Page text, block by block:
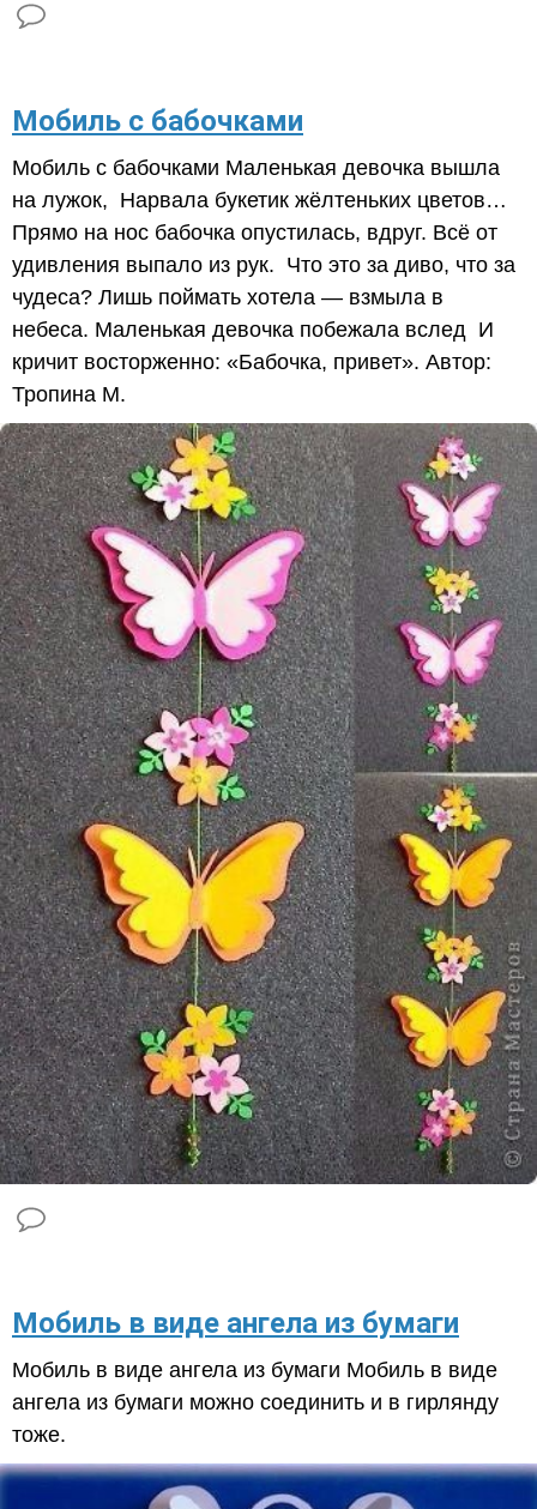
​Мобиль с бабочками
Мобиль с бабочками Маленькая девочка вышла
на лужок, Нарвала букетик жёлтеньких цветов…
Прямо на нос бабочка опустилась, вдруг. Всё от
удивления выпало из рук. Что это за диво, что за
чудеса? Лишь поймать хотела — взмыла в
небеса. Маленькая девочка побежала вслед И
кричит восторженно: «Бабочка, привет». Автор:
Тропина М.
​Мобиль в виде ангела из бумаги
Мобиль в виде ангела из бумаги Мобиль в виде
ангела из бумаги можно соединить и в гирлянду
тоже.